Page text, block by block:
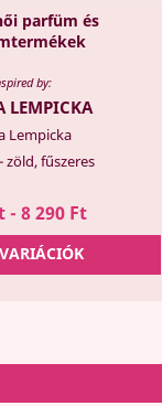
parfüm és
by:
LEMPICKA
Lempicka
zöld, fűszeres
- 8 290 Ft
VARIÁCIÓK